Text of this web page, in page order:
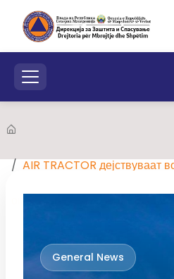
AIR TRACTOR дејствуваат
General News